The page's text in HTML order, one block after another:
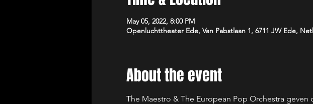
May 05, 2022, 8:00 PM
Openluchttheater Ede, Van Pabstlaan 1, 6711 JW Ede,
About the event
The Maestro & The European Pop Orchestra